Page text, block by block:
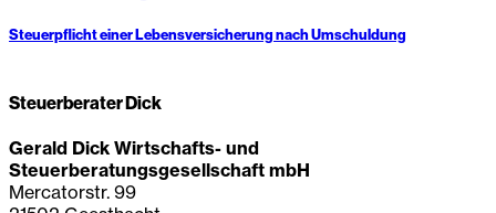
Steuerpflicht einer Lebensversicherung nach Umschuldung
Steuerberater Dick
Gerald Dick Wirtschafts- und
Steuerberatungsgesellschaft mbH
Mercatorstr. 99